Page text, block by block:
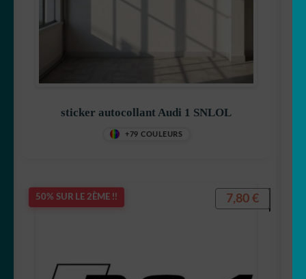
sticker autocollant Audi 1 SNLOL
+79 COULEURS
50% SUR LE 2ÈME !! 7,80 €